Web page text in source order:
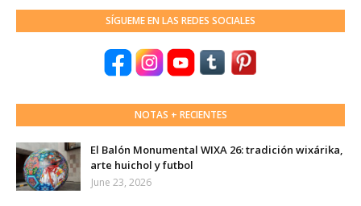
SÍGUEME EN LAS REDES SOCIALES
NOTAS + RECIENTES
El Balón Monumental WIXA 26: tradición wixárika,
arte huichol y futbol
June 23, 2026